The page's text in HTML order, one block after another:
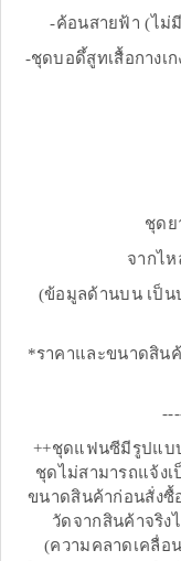
-ค้อนสายฟ้า (ไม่มี
-ชุดบอดึ้สูทเสื้อกางเ
ชุดย
จากไห
(ข้อมูลด้านบน เป็น
*ราคาและขนาดสิน
++ชุดแฟนซีมีรูปแบ
ชุดไม่สามารถแจ้ง
ขนาดสินค้าก่อนสั่งซื้
วัดจากสินค้าจริง
(ความคลาดเคลื่อ